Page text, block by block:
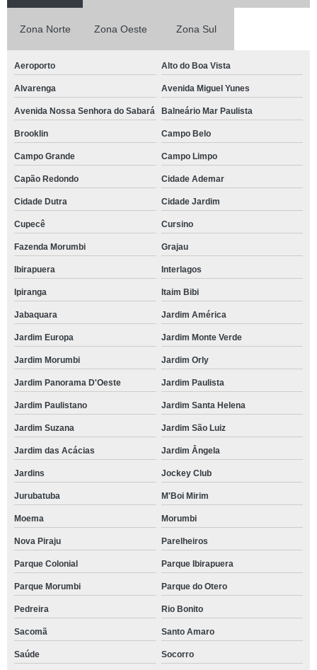
Zona Norte Zona Oeste Zona Sul
Aeroporto Alto do Boa Vista
Alvarenga Avenida Miguel Yunes
Avenida Nossa Senhora do Sabará Balneário Mar Paulista
Brooklin Campo Belo
Campo Grande Campo Limpo
Capão Redondo Cidade Ademar
Cidade Dutra Cidade Jardim
Cupecê Cursino
Fazenda Morumbi Grajau
Ibirapuera Interlagos
Ipiranga Itaim Bibi
Jabaquara Jardim América
Jardim Europa Jardim Monte Verde
Jardim Morumbi Jardim Orly
Jardim Panorama D'Oeste Jardim Paulista
Jardim Paulistano Jardim Santa Helena
Jardim Suzana Jardim São Luiz
Jardim das Acácias Jardim Ângela
Jardins Jockey Club
Jurubatuba M'Boi Mirim
Moema Morumbi
Nova Piraju Parelheiros
Parque Colonial Parque Ibirapuera
Parque Morumbi Parque do Otero
Pedreira Rio Bonito
Sacomã Santo Amaro
Saúde Socorro